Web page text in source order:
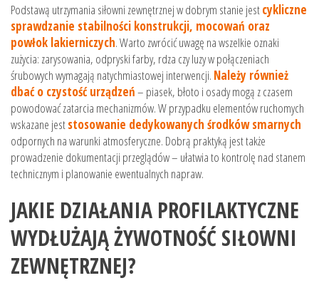
Podstawą utrzymania siłowni zewnętrznej w dobrym stanie jestcykliczne
sprawdzanie stabilności konstrukcji, mocowań oraz
powłok lakierniczych. Warto zwrócić uwagę na wszelkie oznaki
zużycia: zarysowania, odpryski farby, rdza czy luzy w połączeniach
śrubowych wymagają natychmiastowej interwencji. Należy również
dbać o czystość urządzeń– piasek, błoto i osady mogą z czasem
powodować zatarcia mechanizmów. W przypadku elementów ruchomych
wskazane jeststosowanie dedykowanych środków smarnych
odpornych na warunki atmosferyczne. Dobrą praktyką jest także
prowadzenie dokumentacji przeglądów – ułatwia to kontrolę nad stanem
technicznym i planowanie ewentualnych napraw.
JAKIE DZIAŁANIA PROFILAKTYCZNE
WYDŁUŻAJĄ ŻYWOTNOŚĆ SIŁOWNI
ZEWNĘTRZNEJ?